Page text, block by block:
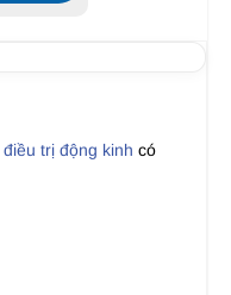
điều trị động kinh có